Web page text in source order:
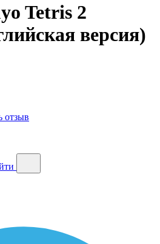
Tetris 2
версия)
отзыв